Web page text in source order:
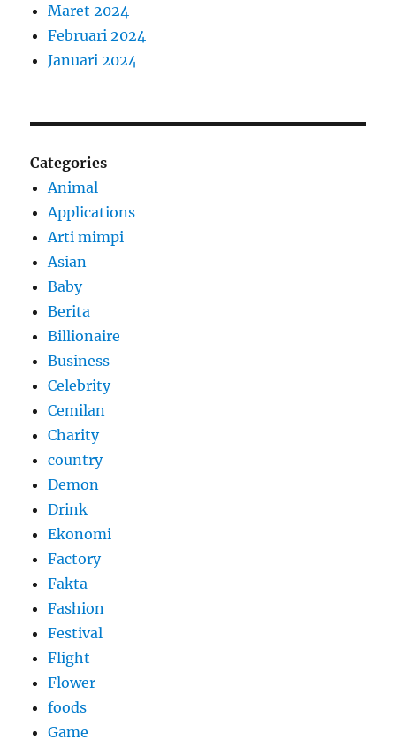
Maret 2024
Februari 2024
Januari 2024
Categories
Animal
Applications
Arti mimpi
Asian
Baby
Berita
Billionaire
Business
Celebrity
Cemilan
Charity
country
Demon
Drink
Ekonomi
Factory
Fakta
Fashion
Festival
Flight
Flower
foods
Game